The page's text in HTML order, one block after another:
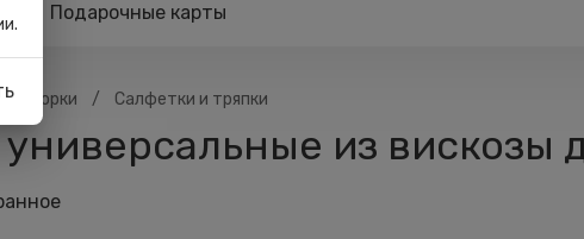
Подарочные карты
уборки / Салфетки и тряпки
из